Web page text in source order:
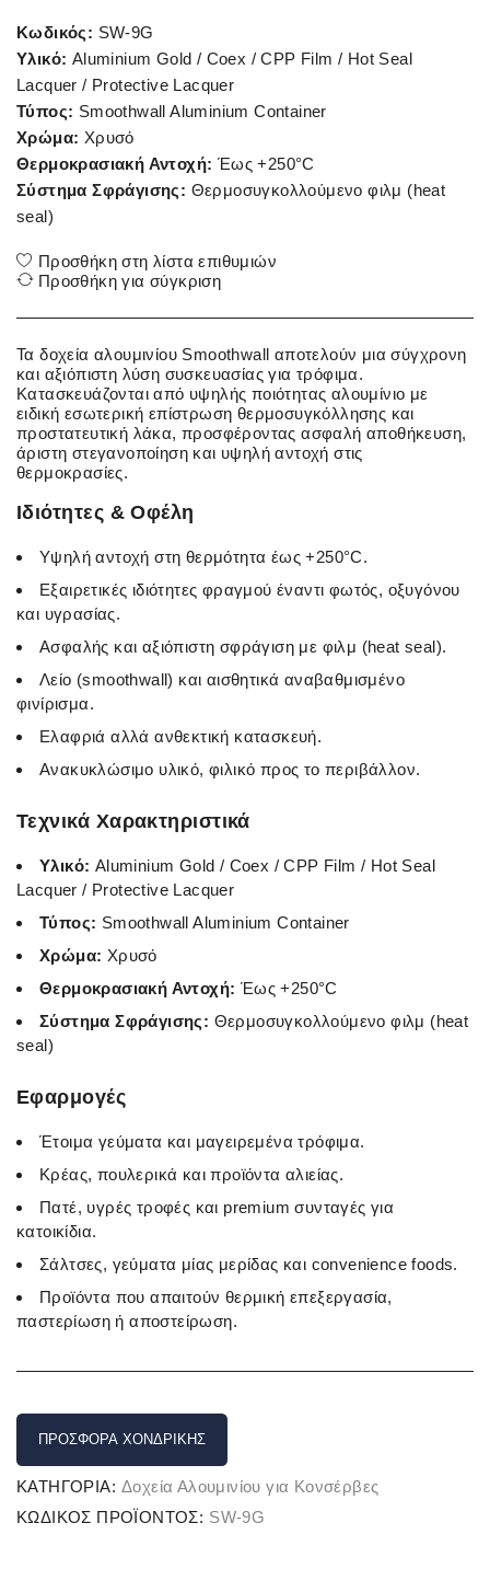
Κωδικός: SW-9G
Υλικό: Aluminium Gold / Coex / CPP Film / Hot Seal
Lacquer / Protective Lacquer
Τύπος: Smoothwall Aluminium Container
Χρώμα: Χρυσό
Θερμοκρασιακή Αντοχή: Έως +250°C
Σύστημα Σφράγισης: Θερμοσυγκολλούμενο φιλμ (heat
seal)
Προσθήκη στη λίστα επιθυμιών
Προσθήκη για σύγκριση
Τα δοχεία αλουμινίου Smoothwall αποτελούν μια σύγχρονη
και αξιόπιστη λύση συσκευασίας για τρόφιμα.
Κατασκευάζονται από υψηλής ποιότητας αλουμίνιο με
ειδική εσωτερική επίστρωση θερμοσυγκόλλησης και
προστατευτική λάκα, προσφέροντας ασφαλή αποθήκευση,
άριστη στεγανοποίηση και υψηλή αντοχή στις
θερμοκρασίες.
Ιδιότητες & Οφέλη
Υψηλή αντοχή στη θερμότητα έως +250°C.
Εξαιρετικές ιδιότητες φραγμού έναντι φωτός, οξυγόνου
και υγρασίας.
Ασφαλής και αξιόπιστη σφράγιση με φιλμ (heat seal).
Λείο (smoothwall) και αισθητικά αναβαθμισμένο
φινίρισμα.
Ελαφριά αλλά ανθεκτική κατασκευή.
Ανακυκλώσιμο υλικό, φιλικό προς το περιβάλλον.
Τεχνικά Χαρακτηριστικά
Υλικό: Aluminium Gold / Coex / CPP Film / Hot Seal
Lacquer / Protective Lacquer
Τύπος: Smoothwall Aluminium Container
Χρώμα: Χρυσό
Θερμοκρασιακή Αντοχή: Έως +250°C
Σύστημα Σφράγισης: Θερμοσυγκολλούμενο φιλμ (heat
seal)
Εφαρμογές
Έτοιμα γεύματα και μαγειρεμένα τρόφιμα.
Κρέας, πουλερικά και προϊόντα αλιείας.
Πατέ, υγρές τροφές και premium συνταγές για
κατοικίδια.
Σάλτσες, γεύματα μίας μερίδας και convenience foods.
Προϊόντα που απαιτούν θερμική επεξεργασία,
παστερίωση ή αποστείρωση.
ΠΡΟΣΦΟΡΆ ΧΟΝΔΡΙΚΉΣ
ΚΑΤΗΓΟΡΊΑ: Δοχεία Αλουμινίου για Κονσέρβες
ΚΩΔΙΚΌΣ ΠΡΟΪΌΝΤΟΣ: SW-9G